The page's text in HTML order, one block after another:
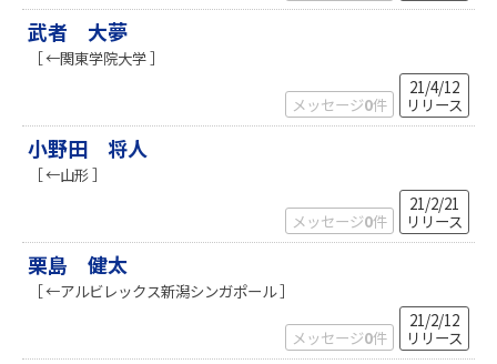
武者 大夢
［ ←関東学院大学 ］
メッセージ0件
21/4/12
リリース
小野田 将人
［ ←山形 ］
メッセージ0件
21/2/21
リリース
栗島 健太
［ ←アルビレックス新潟シンガポール ］
メッセージ0件
21/2/12
リリース